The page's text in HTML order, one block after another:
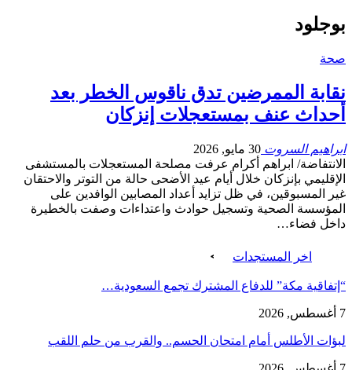
بوجلود
صحة
نقابة الممرضين تدق ناقوس الخطر بعد
أحداث عنف بمستعجلات إنزكان
ابراهيم السروت 30 مايو, 2026
الانتفاضة/ ابراهم أكرام عرفت مصلحة المستعجلات بالمستشفى
الإقليمي بإنزكان خلال أيام عيد الأضحى حالة من التوتر والاحتقان
غير المسبوقين، في ظل تزايد أعداد المصابين الوافدين على
المؤسسة الصحية وتسجيل حوادث واعتداءات وصفت بالخطيرة
داخل فضاء…
اخر المستجدات
“إتفاقية مكة” للدفاع المشترك تجمع السعودية…
7 أغسطس, 2026
لبؤات الأطلس أمام امتحان الحسم.. والقرب من حلم اللقب